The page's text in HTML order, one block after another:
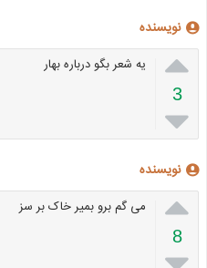
نویسنده

3

یه شعر بگو درباره بهار
نویسنده

8
می گم برو بمیر خاک بر سز